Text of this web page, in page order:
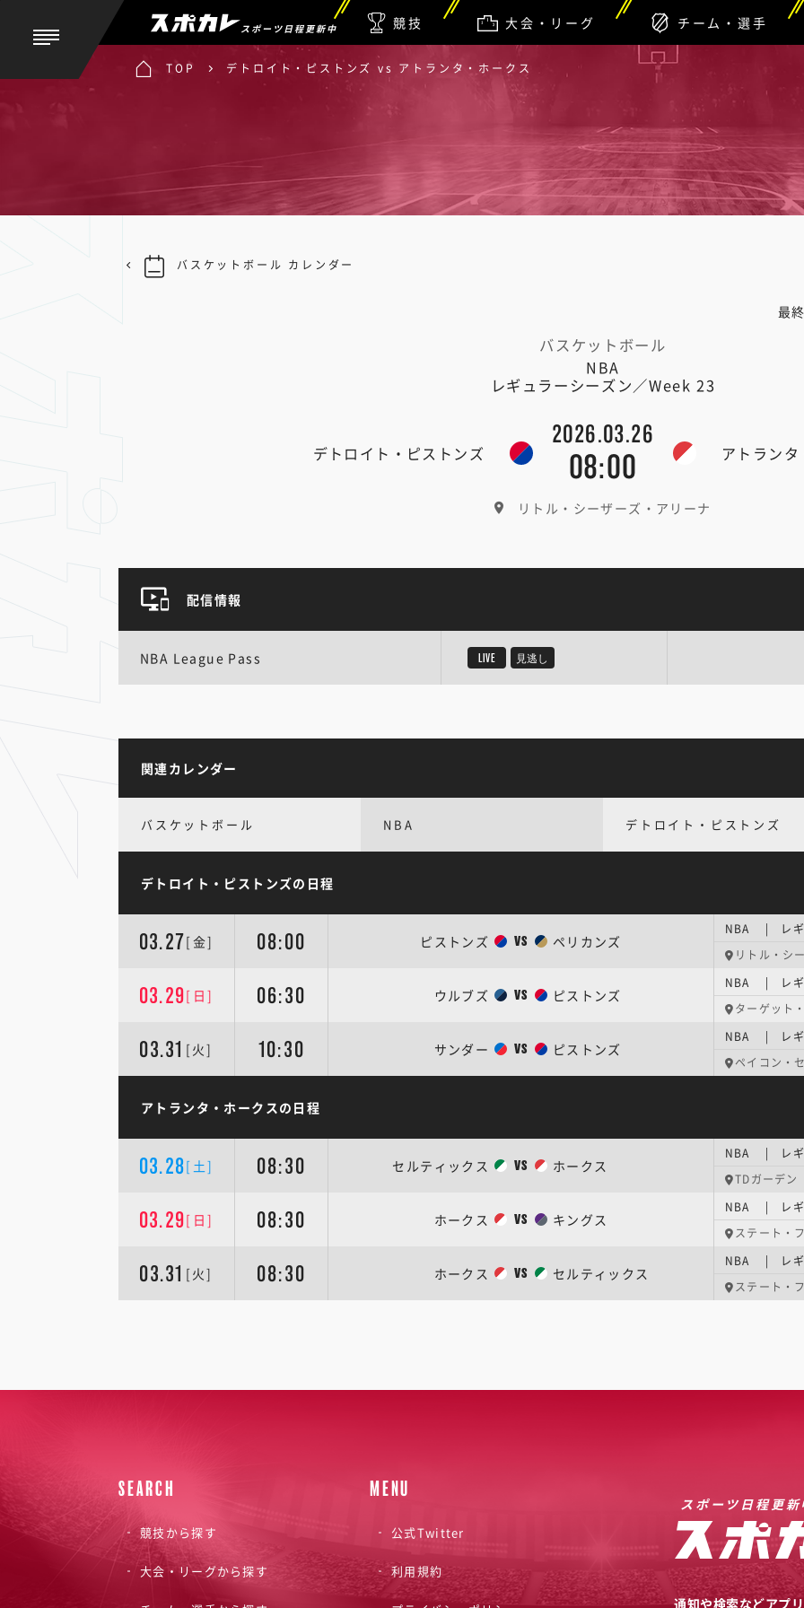
スポーツ日程更新中 競技 大会・リーグ チーム・選手
TOP デトロイト・ピストンズ vs アトランタ・ホークス
最
バスケットボール
NBA
レギュラーシーズン／Week 23
デトロイト・ピストンズ
2026.03.26
08:00 アトラン
リトル・シーザーズ・アリーナ
バスケットボール カレンダー
配信情報
NBA League Pass LIVE 見逃し
関連カレンダー
バスケットボール NBA デトロイト・ピストンズ
デトロイト・ピストンズの日程
03.27[金] 08:00 ピストンズ VS ペリカンズ
NBA | レギ
リトル・シ
03.29[日] 06:30 ウルブズ VS ピストンズ
NBA | レギ
ターゲット
03.31 [火] 10:30 サンダー VS ピストンズ
NBA | レギ
ペイコン・
アトランタ・ホークスの日程
03.28[土] 08:30 セルティックス VS ホークス
NBA | レギ
TDガーデン
03.29[日] 08:30 ホークス VS キングス
NBA | レギ
ステート・
03.31 [火] 08:30 ホークス VS セルティックス
NBA | レギ
ステート・
SEARCH
競技から探す
大会・リーグから探す
MENU
公式Twitter
利用規約
スポーツ日程更新
通知や検索などアプ